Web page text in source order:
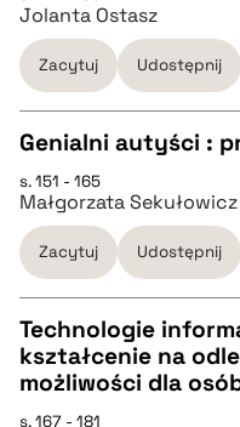
pobierz cytat
BIBTEX
pobierz cytat
Jolanta Ostasz
Zacytuj Udostępnij
CZYSTY TEKST
pobierz cytat
BIBTEX
Genialni autyści :
s. 151 - 165
Małgorzata Sekułowicz
Zacytuj Udostępnij
CZYSTY TEKST
Technologie
kształcenie na
możliwości dla
s. 167 - 181